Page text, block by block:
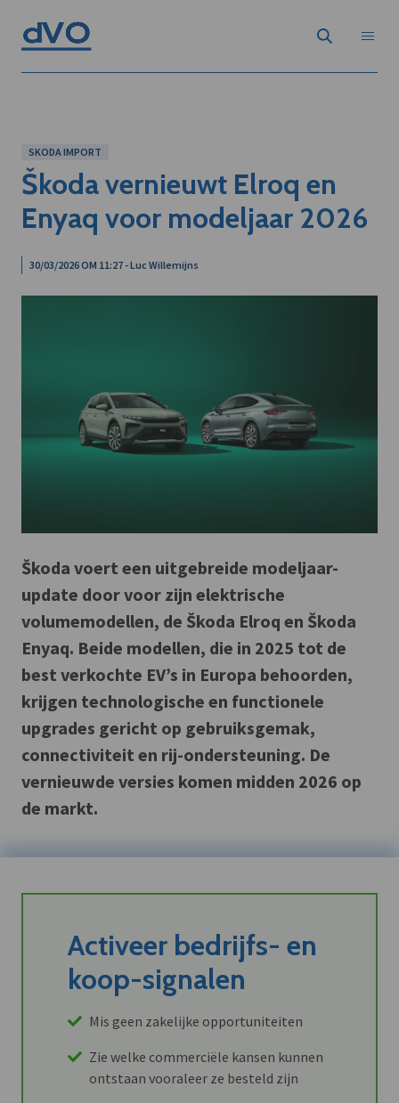
SKODA IMPORT
Škoda vernieuwt Elroq en
Enyaq voor modeljaar 2026
30/03/2026 OM 11:27 - Luc Willemijns
Škoda voert een uitgebreide modeljaar-
update door voor zijn elektrische
volumemodellen, de Škoda Elroq en Škoda
Enyaq. Beide modellen, die in 2025 tot de
best verkochte EV’s in Europa behoorden,
krijgen technologische en functionele
upgrades gericht op gebruiksgemak,
connectiviteit en rij-ondersteuning. De
vernieuwde versies komen midden 2026 op
de markt.
Activeer bedrijfs- en
koop-signalen
Mis geen zakelijke opportuniteiten
Zie welke commerciële kansen kunnen
ontstaan vooraleer ze besteld zijn